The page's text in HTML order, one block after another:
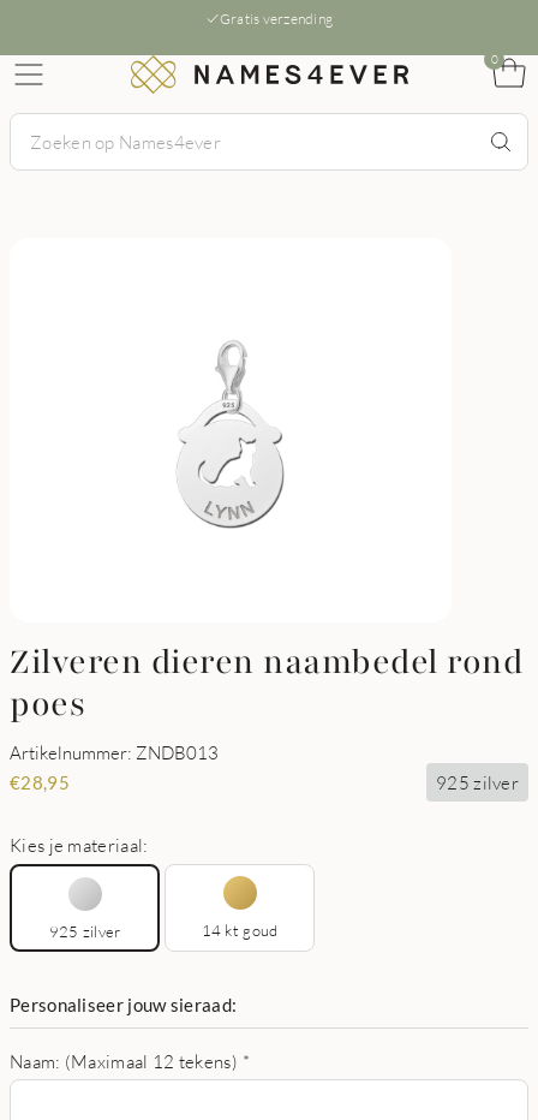
Gratis verzending
0
Zilveren dieren naambedel rond
poes
Artikelnummer: ZNDB013
€28,95 925 zilver
Kies je materiaal:
925 zilver 14 kt goud
Personaliseer jouw sieraad:
Naam: (Maximaal 12 tekens) *